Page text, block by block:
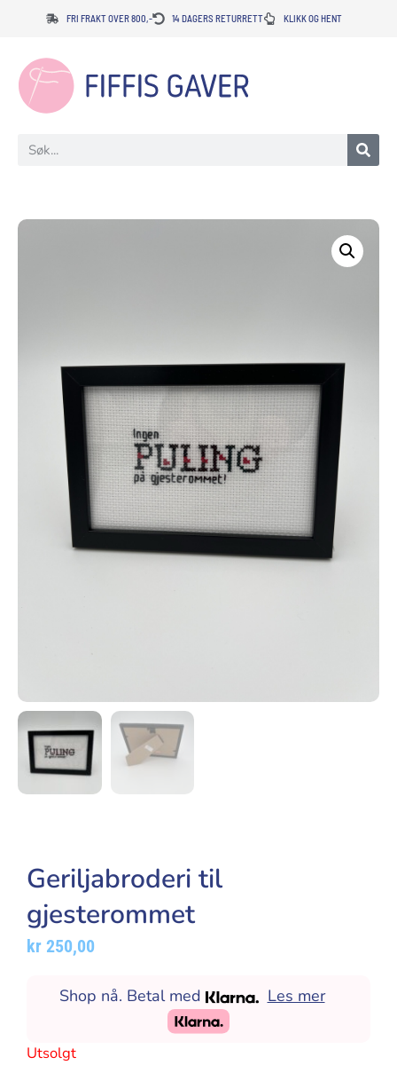
FRI FRAKT OVER 800,- 14 DAGERS RETURRETT KLIKK OG HENT
Geriljabroderi til
gjesterommet
kr 250,00
Shop nå. Betal med Les mer
Utsolgt